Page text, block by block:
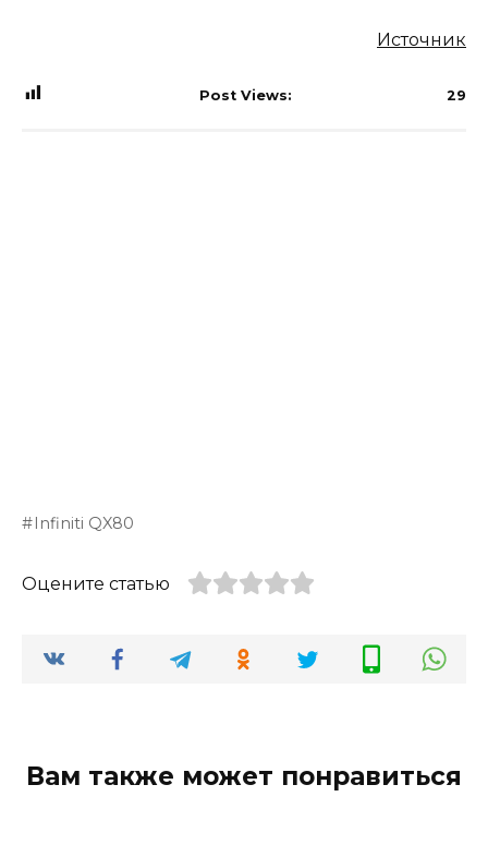
Источник
Post Views: 29
Infiniti QX80
Оцените статью
Вам также может понравиться